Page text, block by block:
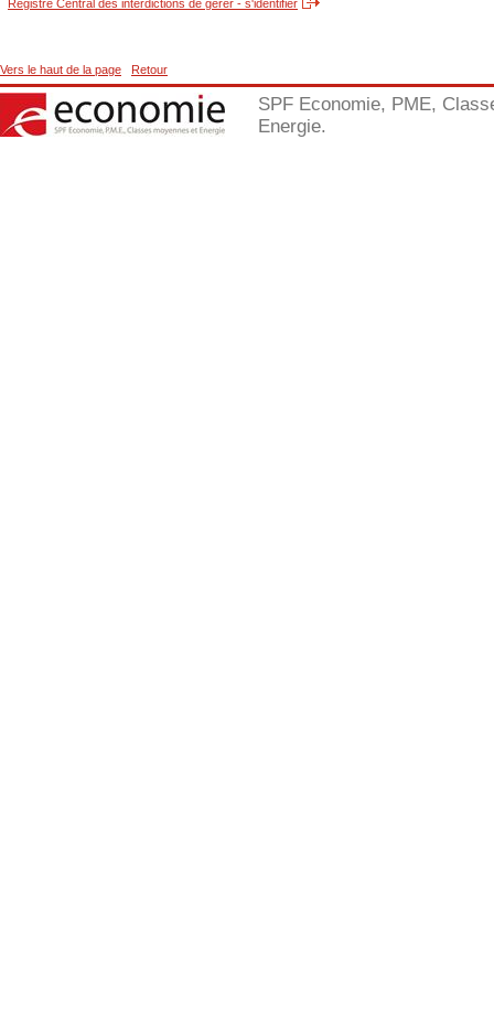
Registre Central des interdictions de gérer - s'identifier
Vers le haut de la page Retour
SPF Economie, PME,
Energie.